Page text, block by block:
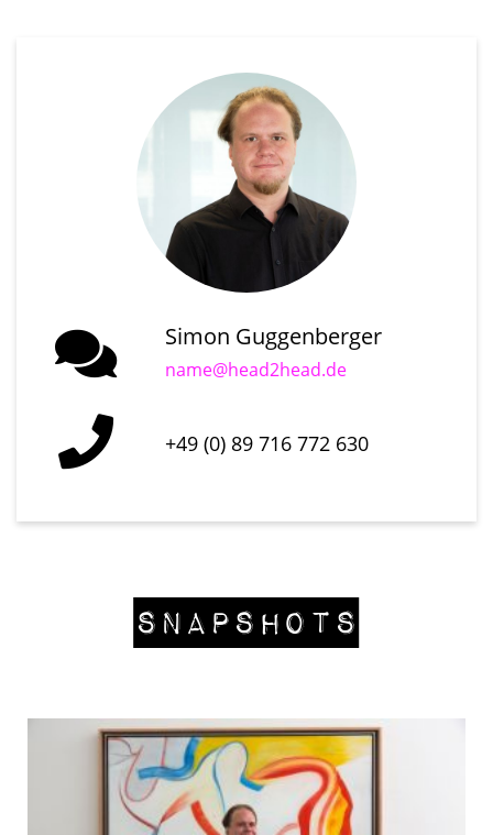
Simon Guggenberger
name@head2head.de
+49 (0) 89 716 772 630
Snapshots